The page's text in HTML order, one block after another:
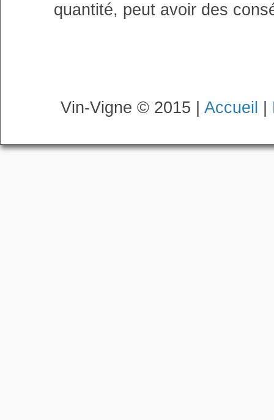
quantité, peut avoir des
Vin-Vigne © 2015 | Accueil